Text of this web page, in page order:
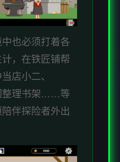
也必须打着各
，在铁匠铺帮
店小二、
整理书架……等
伴探险者外出